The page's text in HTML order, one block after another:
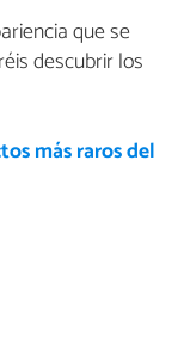
que se
descubrir los
más raros del